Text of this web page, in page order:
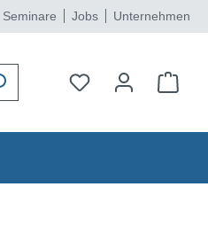
Seminare Jobs Unternehmen